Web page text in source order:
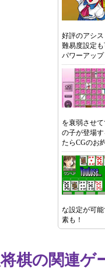
好評のアシ
難易度設定
パワーアッ
を衰弱させ
の子が登場
たらCGのお
な設定が可
素も！
棋の関連ゲ